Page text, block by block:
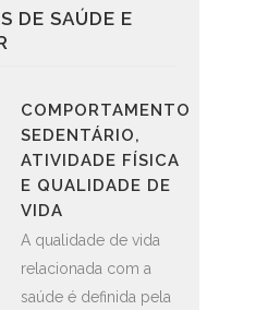
DE SAÚDE E
COMPORTAMENTO
SEDENTÁRIO,
ATIVIDADE FÍSICA
E QUALIDADE DE
VIDA
A qualidade de vida
relacionada com a
saúde é definida pela